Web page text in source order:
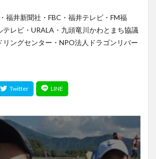
福井新聞社・FBC・福井テレビ・FM福
テレビ・URALA・九頭竜川かわとまち協議
リングセンター・NPO法人ドラゴンリバー